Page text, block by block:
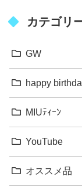
カテゴリ
GW
happy
MIUﾃｨｰﾝ
YouTube
オススメ品